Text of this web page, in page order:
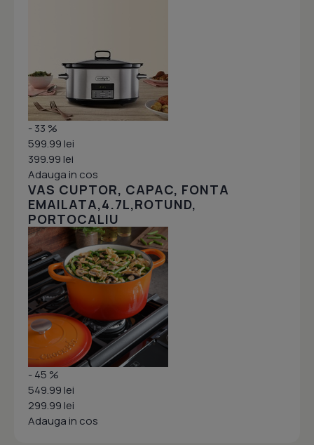
- 33 %
599.99 lei
399.99 lei
Adauga in cos
VAS CUPTOR, CAPAC, FONTA
EMAILATA,4.7L,ROTUND,
PORTOCALIU
- 45 %
549.99 lei
299.99 lei
Adauga in cos